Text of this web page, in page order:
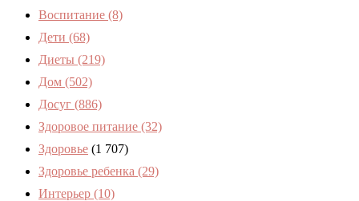
Воспитание (8)
Дети (68)
Диеты (219)
Дом (502)
Досуг (886)
Здоровое питание (32)
Здоровье (1 707)
Здоровье ребенка (29)
Интерьер (10)